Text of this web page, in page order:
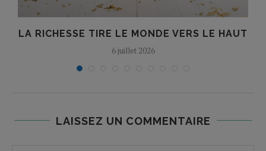
LA RICHESSE TIRE LE MONDE VERS LE HAUT
6 juillet 2026
LAISSEZ UN COMMENTAIRE